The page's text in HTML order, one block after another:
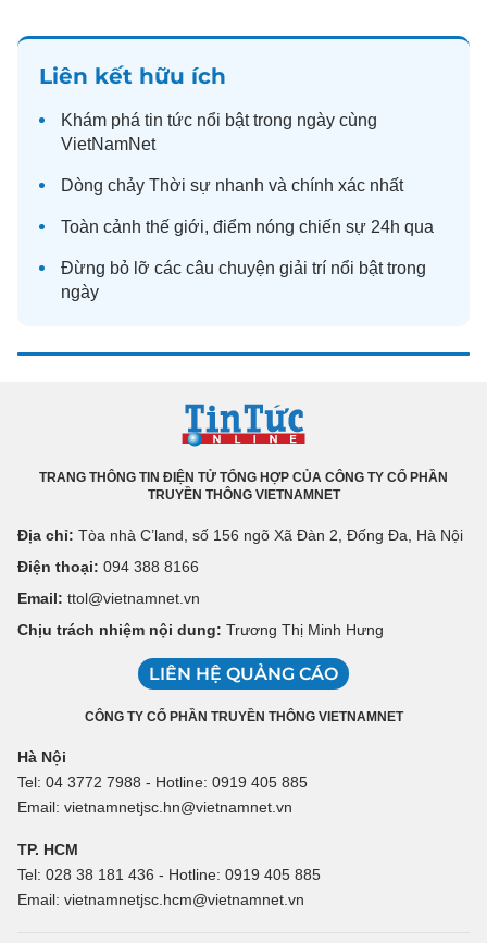
Liên kết hữu ích
Khám phá tin tức nổi bật trong ngày cùng
VietNamNet
Dòng chảy Thời sự nhanh và chính xác nhất
Toàn cảnh thế giới, điểm nóng chiến sự 24h qua
Đừng bỏ lỡ các câu chuyện giải trí nổi bật trong
ngày
TRANG THÔNG TIN ĐIỆN TỬ TỔNG HỢP CỦA CÔNG TY CỔ PHẦN
TRUYỀN THÔNG VIETNAMNET
Địa chỉ: Tòa nhà C’land, số 156 ngõ Xã Đàn 2, Đống Đa, Hà Nội
Điện thoại: 094 388 8166
Email: ttol@vietnamnet.vn
Chịu trách nhiệm nội dung: Trương Thị Minh Hưng
LIÊN HỆ QUẢNG CÁO
CÔNG TY CỔ PHẦN TRUYỀN THÔNG VIETNAMNET
Hà Nội
Tel: 04 3772 7988 - Hotline: 0919 405 885
Email: vietnamnetjsc.hn@vietnamnet.vn
TP. HCM
Tel: 028 38 181 436 - Hotline: 0919 405 885
Email: vietnamnetjsc.hcm@vietnamnet.vn